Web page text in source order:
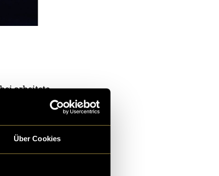
Über Cookies
arbeitete
und